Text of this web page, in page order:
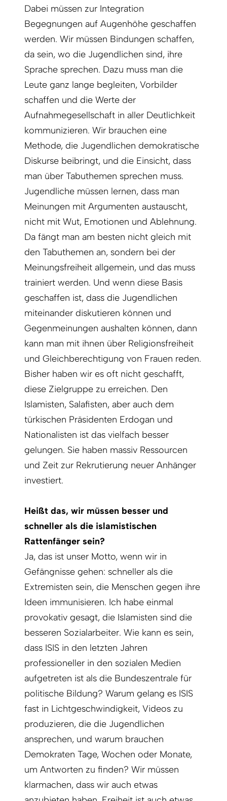
Dabei müssen zur Integration
Begegnungen auf Augenhöhe geschaffen
werden. Wir müssen Bindungen schaffen,
da sein, wo die Jugendlichen sind, ihre
Sprache sprechen. Dazu muss man die
Leute ganz lange begleiten, Vorbilder
schaffen und die Werte der
Aufnahmegesellschaft in aller Deutlichkeit
kommunizieren. Wir brauchen eine
Methode, die Jugendlichen demokratische
Diskurse beibringt, und die Einsicht, dass
man über Tabuthemen sprechen muss.
Jugendliche müssen lernen, dass man
Meinungen mit Argumenten austauscht,
nicht mit Wut, Emotionen und Ablehnung.
Da fängt man am besten nicht gleich mit
den Tabuthemen an, sondern bei der
Meinungsfreiheit allgemein, und das muss
trainiert werden. Und wenn diese Basis
geschaffen ist, dass die Jugendlichen
miteinander diskutieren können und
Gegenmeinungen aushalten können, dann
kann man mit ihnen über Religionsfreiheit
und Gleichberechtigung von Frauen reden.
Bisher haben wir es oft nicht geschafft,
diese Zielgruppe zu erreichen. Den
Islamisten, Salafisten, aber auch dem
türkischen Präsidenten Erdogan und
Nationalisten ist das vielfach besser
gelungen. Sie haben massiv Ressourcen
und Zeit zur Rekrutierung neuer Anhänger
investiert.
Heißt das, wir müssen besser und
schneller als die islamistischen
Rattenfänger sein?
Ja, das ist unser Motto, wenn wir in
Gefängnisse gehen: schneller als die
Extremisten sein, die Menschen gegen ihre
Ideen immunisieren. Ich habe einmal
provokativ gesagt, die Islamisten sind die
besseren Sozialarbeiter. Wie kann es sein,
dass ISIS in den letzten Jahren
professioneller in den sozialen Medien
aufgetreten ist als die Bundeszentrale für
politische Bildung? Warum gelang es ISIS
fast in Lichtgeschwindigkeit, Videos zu
produzieren, die die Jugendlichen
ansprechen, und warum brauchen
Demokraten Tage, Wochen oder Monate,
um Antworten zu finden? Wir müssen
klarmachen, dass wir auch etwas